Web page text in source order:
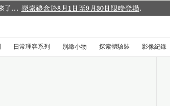
了... 探索禮盒於8月1日至9月30日限時登場.
日常理容系列 別緻小物 探索體驗裝 影像紀錄